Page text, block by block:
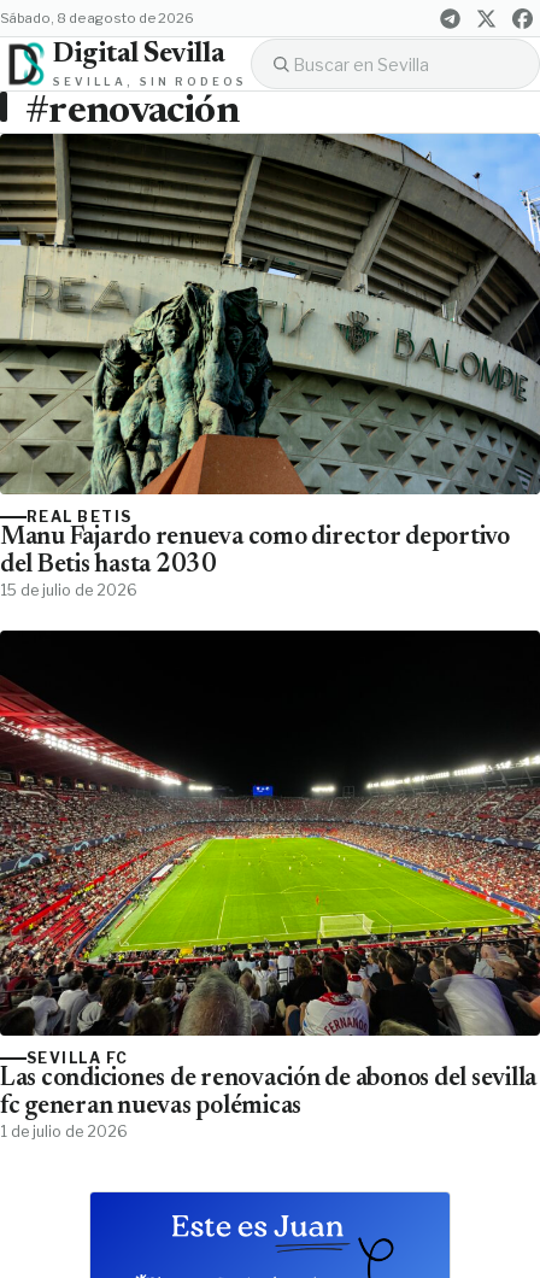
sábado, 8 de agosto de 2026
Digital Sevilla
SEVILLA, SIN RODEOS
#renovación
REAL BETIS
Manu Fajardo renueva como director deportivo
del Betis hasta 2030
15 de julio de 2026
SEVILLA FC
Las condiciones de renovación de abonos del sevilla
fc generan nuevas polémicas
1 de julio de 2026